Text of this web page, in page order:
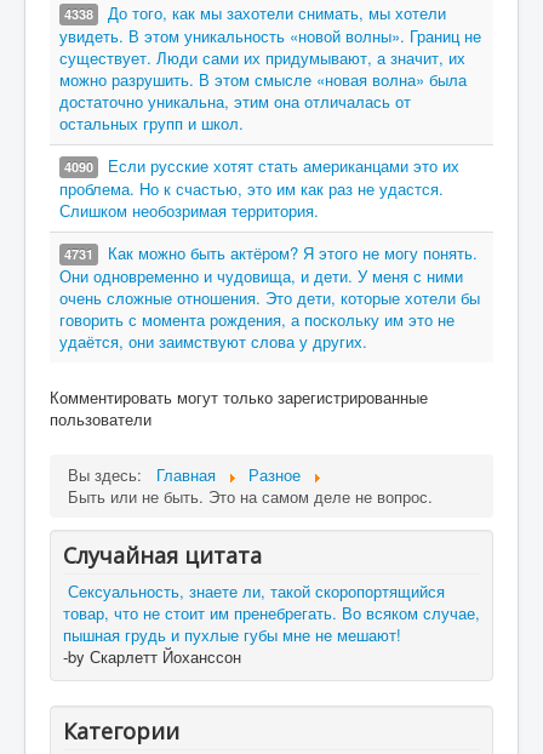
4338
До того, как мы захотели снимать, мы хотели
увидеть. В этом уникальность «новой волны». Границ не
существует. Люди сами их придумывают, а значит, их
можно разрушить. В этом смысле «новая волна» была
достаточно уникальна, этим она отличалась от
остальных групп и школ.
4090
Если русские хотят стать американцами это их
проблема. Но к счастью, это им как раз не удастся.
Слишком необозримая территория.
4731
Как можно быть актёром? Я этого не могу понять.
Они одновременно и чудовища, и дети. У меня с ними
очень сложные отношения. Это дети, которые хотели бы
говорить с момента рождения, а поскольку им это не
удаётся, они заимствуют слова у других.
Комментировать могут только зарегистрированные
пользователи
Вы здесь: Главная
Разное
Быть или не быть. Это на самом деле не вопрос.
Случайная цитата
Сексуальность, знаете ли, такой скоропортящийся
товар, что не стоит им пренебрегать. Во всяком случае,
пышная грудь и пухлые губы мне не мешают!
-by Скарлетт Йоханссон
Категории